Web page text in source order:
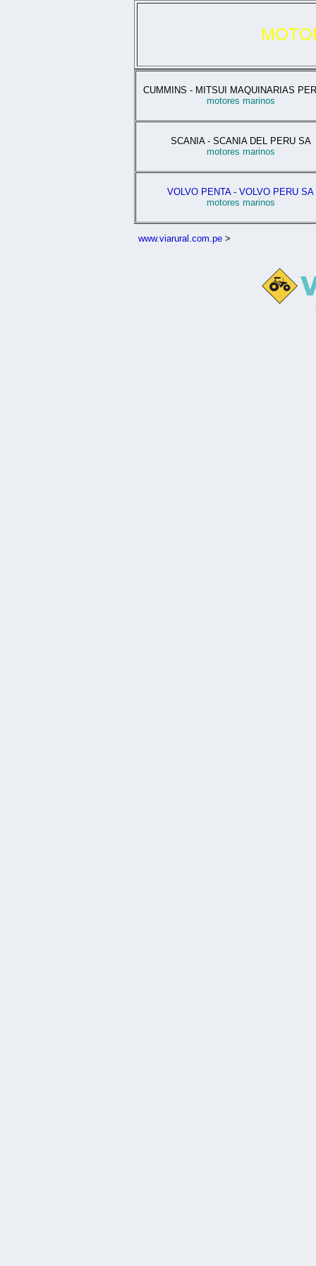
CUMMINS - MITSUI MAQUINARIAS
motores marinos
SCANIA - SCANIA DEL PERU SA
motores marinos
VOLVO PENTA - VOLVO PERU SA
motores marinos
www.viarural.com.pe >